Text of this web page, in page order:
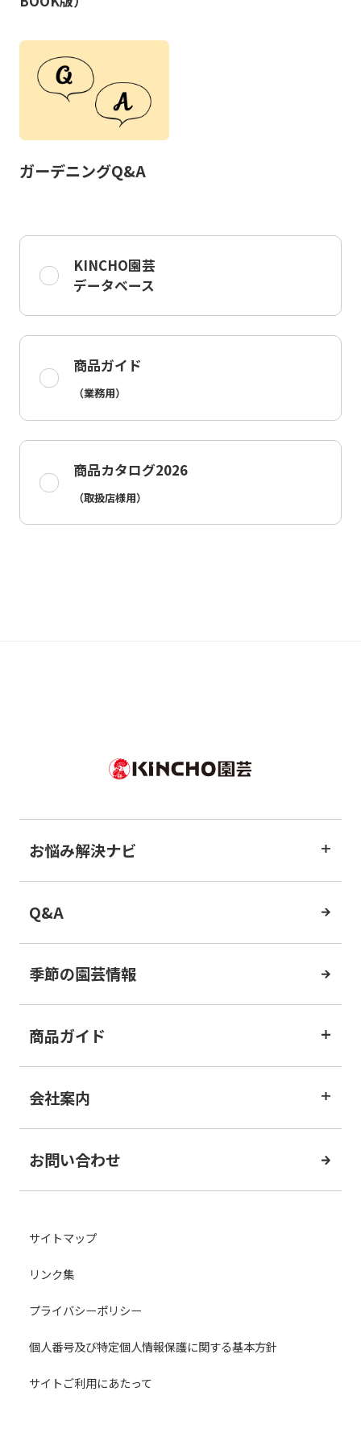
ガーデニングQ&A
KINCHO園芸
データベース
商品ガイド
（業務用）
商品カタログ2026
（取扱店様用）
お悩み解決ナビ
Q&A
季節の園芸情報
商品ガイド
会社案内
お問い合わせ
サイトマップ
リンク集
プライバシーポリシー
個人番号及び特定個人情報保護に関する基本方針
サイトご利用にあたって